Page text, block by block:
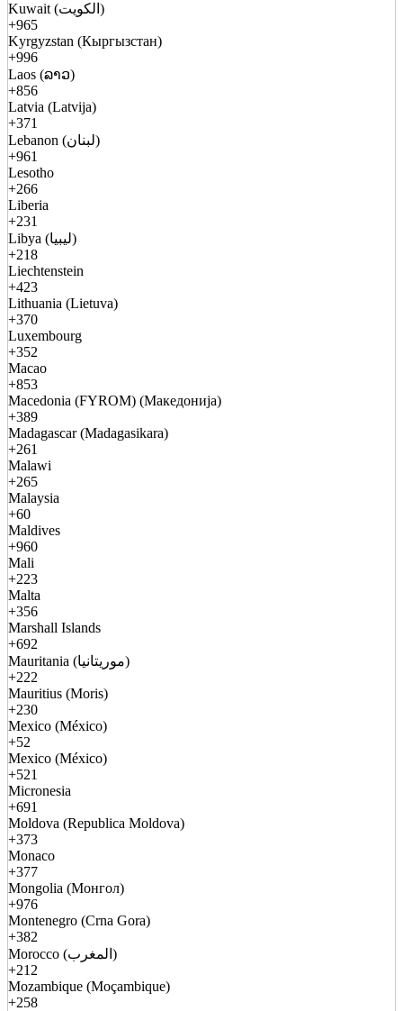
Kuwait (الكويت)
+965
Kyrgyzstan (Кыргызстан)
+996
Laos (ລາວ)
+856
Latvia (Latvija)
+371
Lebanon (لبنان)
+961
Lesotho
+266
Liberia
+231
Libya (ليبيا)
+218
Liechtenstein
+423
Lithuania (Lietuva)
+370
Luxembourg
+352
Macao
+853
Macedonia (FYROM) (Македонија)
+389
Madagascar (Madagasikara)
+261
Malawi
+265
Malaysia
+60
Maldives
+960
Mali
+223
Malta
+356
Marshall Islands
+692
Mauritania (موريتانيا)
+222
Mauritius (Moris)
+230
Mexico (México)
+52
Mexico (México)
+521
Micronesia
+691
Moldova (Republica Moldova)
+373
Monaco
+377
Mongolia (Монгол)
+976
Montenegro (Crna Gora)
+382
Morocco (المغرب)
+212
Mozambique (Moçambique)
+258